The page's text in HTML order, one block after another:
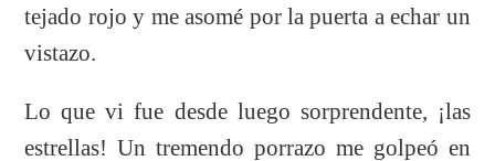
tejado rojo y me asomé por la puerta a echar un
vistazo.
Lo que vi fue desde luego sorprendente, ¡las
estrellas! Un tremendo porrazo me golpeó en